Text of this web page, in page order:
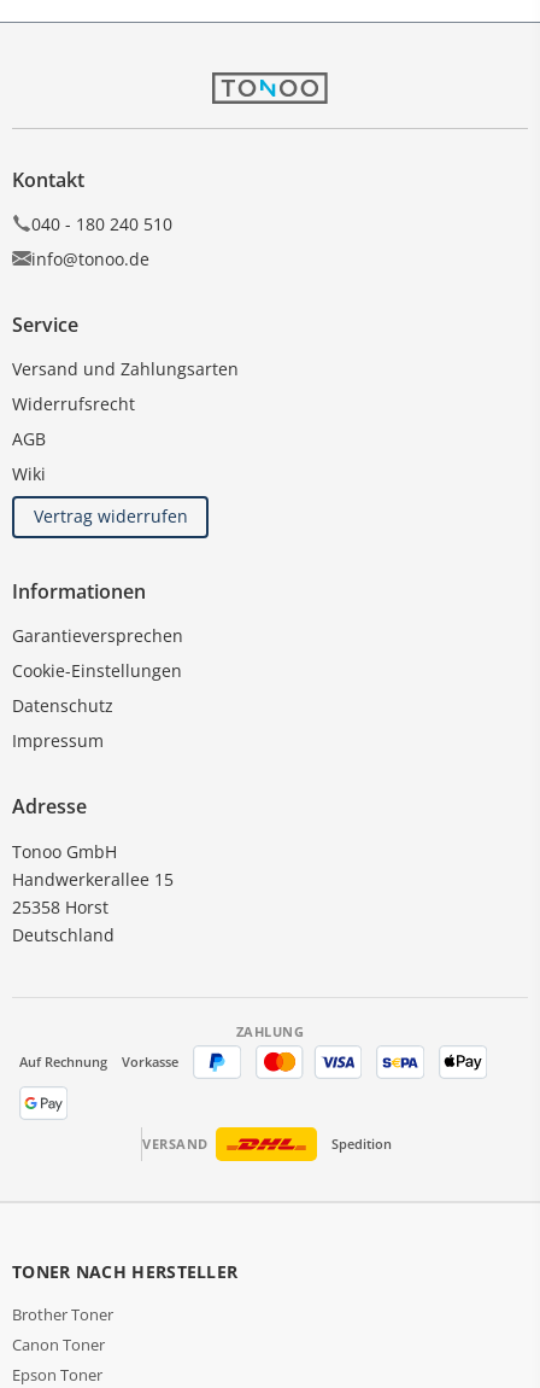
Kontakt
040 - 180 240 510
info@tonoo.de
Service
Versand und Zahlungsarten
Widerrufsrecht
AGB
Wiki
Vertrag widerrufen
Informationen
Garantieversprechen
Cookie-Einstellungen
Datenschutz
Impressum
Adresse
Tonoo GmbH
Handwerkerallee 15
25358 Horst
Deutschland
ZAHLUNG
Auf Rechnung
Vorkasse
VERSAND Spedition
TONER NACH HERSTELLER
Brother Toner
Canon Toner
Epson Toner